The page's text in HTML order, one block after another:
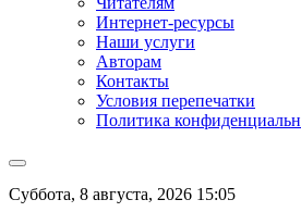
Интернет-ресурсы
Наши услуги
Авторам
Контакты
Условия перепечатки
Политика
Суббота, 8 августа, 2026 15:05